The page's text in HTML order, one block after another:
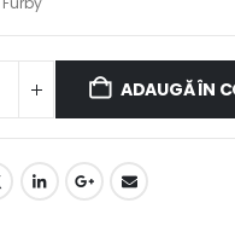
ADAUGĂ ÎN